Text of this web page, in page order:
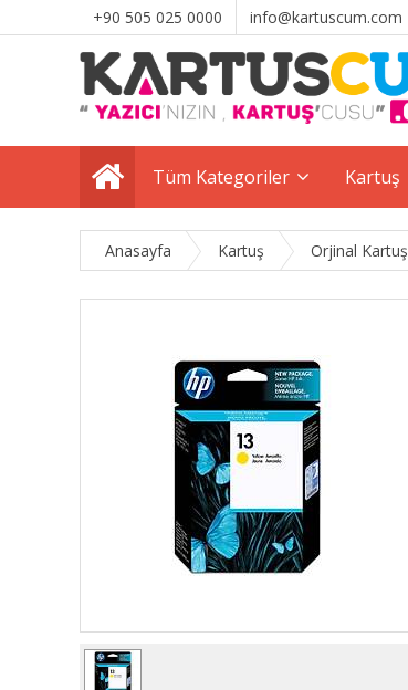
+90 505 025 0000 info@kartuscum.com
Tüm Kategoriler Kartuş
Anasayfa Kartuş Orjinal Kartuş